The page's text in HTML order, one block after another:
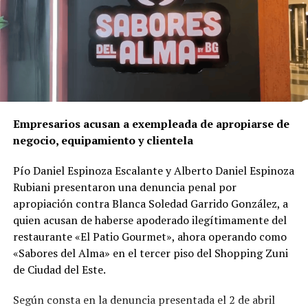
sufrió heridas físicas.
Un crimen ligado al corazón del negocio
A diferencia de lo que podría parecer un hecho aislado,
directamente vinculado al negocio mismo de la red
de franquicias.
Según el delegado
Luis Gustavo Timossi
del caso, Gomes habría reaccionado al temor de perder
el control de la red, sumado a divergencias por la
apertura de unaclínica odontológica competidora—
llamada Vitadent— que la propia víctima estaba
estructurando con una inversión cercana a R$ 800 mil.
Las pruebas
Durante cuatro años de trabajo investigativo, la Policía
Empresarios acusan a exempleada de apropiarse de
negocio, equipamiento y clientela
Pío Daniel Espinoza Escalante y Alberto Daniel Espinoza
Rubiani presentaron una denuncia penal por
apropiación contra Blanca Soledad Garrido González, a
quien acusan de haberse apoderado ilegítimamente del
restaurante «El Patio Gourmet», ahora operando como
«Sabores del Alma» en el tercer piso del Shopping Zuni
de Ciudad del Este.
Según consta en la denuncia presentada el 2 de abril